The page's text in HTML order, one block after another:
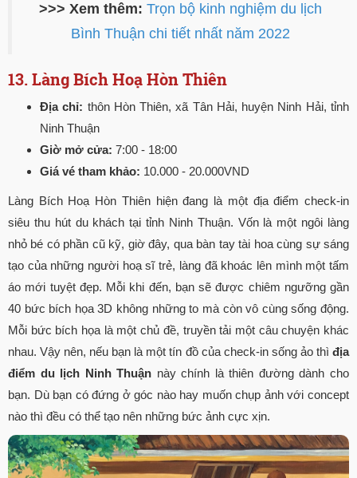
>>> Xem thêm: Trọn bộ kinh nghiệm du lịch
Bình Thuận chi tiết nhất năm 2022
13. Làng Bích Hoạ Hòn Thiên
Địa chỉ: thôn Hòn Thiên, xã Tân Hải, huyện Ninh Hải, tỉnh
Ninh Thuận
Giờ mở cửa: 7:00 - 18:00
Giá vé tham khảo: 10.000 - 20.000VND
Làng Bích Hoạ Hòn Thiên hiện đang là một địa điểm check-in
siêu thu hút du khách tại tỉnh Ninh Thuận. Vốn là một ngôi làng
nhỏ bé có phần cũ kỹ, giờ đây, qua bàn tay tài hoa cùng sự sáng
tạo của những người hoạ sĩ trẻ, làng đã khoác lên mình một tấm
áo mới tuyệt đẹp. Mỗi khi đến, bạn sẽ được chiêm ngưỡng gần
40 bức bích họa 3D không những to mà còn vô cùng sống động.
Mỗi bức bích họa là một chủ đề, truyền tải một câu chuyện khác
nhau. Vậy nên, nếu bạn là một tín đồ của check-in sống ảo thì địa
điểm du lịch Ninh Thuận này chính là thiên đường dành cho
bạn. Dù bạn có đứng ở góc nào hay muốn chụp ảnh với concept
nào thì đều có thể tạo nên những bức ảnh cực xịn.